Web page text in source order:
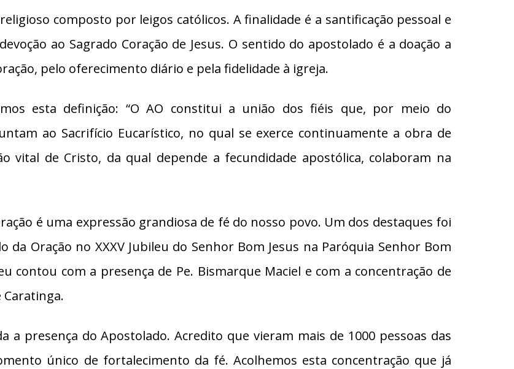
composto por leigos católicos. A finalidade é a santificação pessoal e
ao Sagrado Coração de Jesus. O sentido do apostolado é a doação a
pelo oferecimento diário e pela fidelidade à igreja.
esta definição: “O AO constitui a união dos fiéis que, por meio do
ao Sacrifício Eucarístico, no qual se exerce continuamente a obra de
vital de Cristo, da qual depende a fecundidade apostólica, colaboram na
é uma expressão grandiosa de fé do nosso povo. Um dos destaques foi
da Oração no XXXV Jubileu do Senhor Bom Jesus na Paróquia Senhor Bom
contou com a presença de Pe. Bismarque Maciel e com a concentração de
Caratinga.
a presença do Apostolado. Acredito que vieram mais de 1000 pessoas das
único de fortalecimento da fé. Acolhemos esta concentração que já